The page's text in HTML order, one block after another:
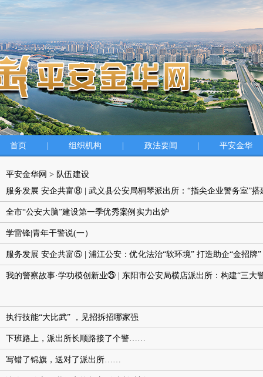
首页 组织机构 政法要闻 平安金华
平安金华网 > 队伍建设
服务发展 安企共富⑧ | 武义县公安局桐琴派出所：“指尖企业警务室”
全市“公安大脑”建设第一季优秀案例实力出炉
学雷锋|青年干警说(一）
服务发展 安企共富⑤ | 浦江公安：优化法治“软环境” 打造助企“金招牌”
我的警察故事·学功模创新业㉕ | 东阳市公安局横店派出所：构建“三
执行技能“大比武” ，见招拆招哪家强
下班路上，派出所长顺路接了个警……
写错了锦旗，送对了派出所……